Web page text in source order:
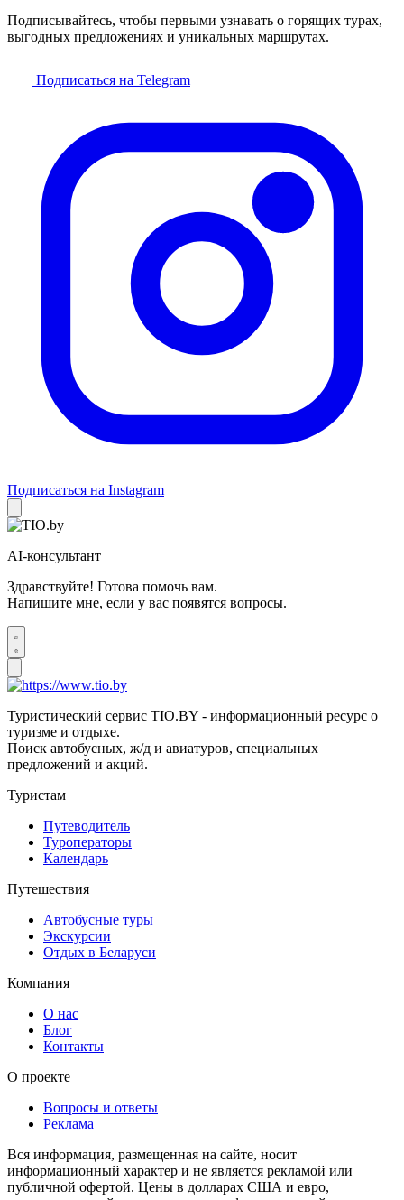
Подписывайтесь, чтобы первыми узнавать о горящих турах,
выгодных предложениях и уникальных маршрутах.
Подписаться на Telegram
Подписаться на Instagram
AI-консультант
Здравствуйте! Готова помочь вам.
Напишите мне, если у вас появятся вопросы.
Туристический сервис TIO.BY - информационный ресурс о
туризме и отдыхе.
Поиск автобусных, ж/д и авиатуров, специальных
предложений и акций.
Туристам
Путеводитель
Туроператоры
Календарь
Путешествия
Автобусные туры
Экскурсии
Отдых в Беларуси
Компания
О нас
Блог
Контакты
О проекте
Вопросы и ответы
Реклама
Вся информация, размещенная на сайте, носит
информационный характер и не является рекламой или
публичной офертой. Цены в долларах США и евро,